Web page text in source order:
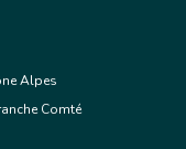
Alpes
Comté